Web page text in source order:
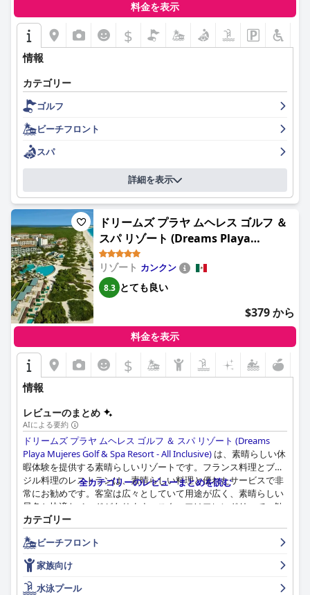
料金を表示
$
情報
カテゴリー
ゴルフ
ビーチフロント
スパ
詳細を表示
ドリームズ プラヤ ムヘレス ゴルフ ＆
スパ リゾート (Dreams Playa
Mujeres Golf & Spa Resort - All
Inclusive)
リゾート カンクン
8.3 とても良い
$379 から
料金を表示
$
情報
レビューのまとめ
AIによる要約
ドリームズ プラヤ ムヘレス ゴルフ ＆ スパ リゾート (Dreams
Playa Mujeres Golf & Spa Resort - All Inclusive) は、素晴らしい休
暇体験を提供する素晴らしいリゾートです。フランス料理とブラ
ジル料理のレストランは、素晴らしい料理と優れたサービスで非
常にお勧めです。客室は広々としていて用途が広く、素晴らしい
景色と快適なベッドがあります。スタッフはフレンドリーで、歓
迎的で素晴らしく、全体を通して優れたサービスを提供していま
す。素敵なプールは、スライドやカバナなどの複数の機能を備え
たハイライトです。汚れている場所についての苦情が時折ありま
したが、全体的に、リゾートは清潔で美しいです。卓越したルー
ムサービスと親切なスタッフにより、ゲストはこのリゾートでリ
ラックスした滞在を楽しむことができます。
全カテゴリーのレビューまとめを読む
カテゴリー
ビーチフロント
家族向け
水泳プール